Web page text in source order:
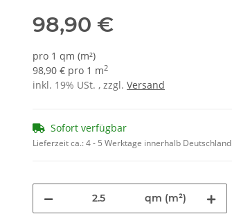
98,90 €
pro 1 qm (m²)
98,90 € pro 1 m2
inkl. 19% USt. , zzgl. Versand
Sofort verfügbar
Lieferzeit ca.:4 - 5 Werktage innerhalb Deutschland
qm (m²)